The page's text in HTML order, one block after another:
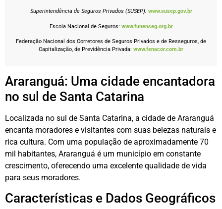
Superintendência de Seguros Privados (SUSEP): www.susep.gov.br
Escola Nacional de Seguros: www.funenseg.org.br
Federação Nacional dos Corretores de Seguros Privados e de Resseguros, de
Capitalização, de Previdência Privada: www.fenacor.com.br
Araranguá: Uma cidade encantadora
no sul de Santa Catarina
Localizada no sul de Santa Catarina, a cidade de Araranguá
encanta moradores e visitantes com suas belezas naturais e
rica cultura. Com uma população de aproximadamente 70
mil habitantes, Araranguá é um município em constante
crescimento, oferecendo uma excelente qualidade de vida
para seus moradores.
Características e Dados Geográficos